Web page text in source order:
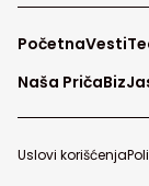
PočetnaVesti
Naša PričaBiz
Uslovi korišćenja